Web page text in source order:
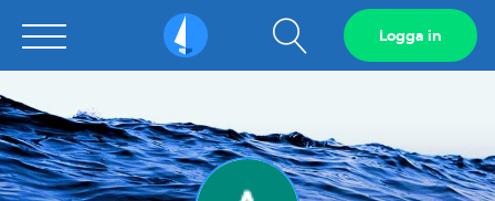
Sailarena Visa
sökfält
Logga in